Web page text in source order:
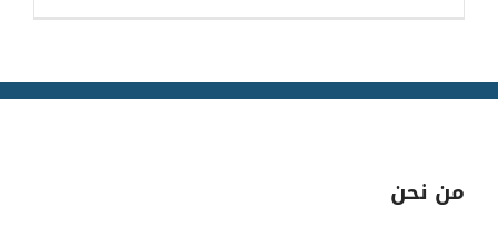
من نحن